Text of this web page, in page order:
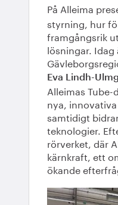
På Alleima
styrning, hur
framgångsrik
lösningar.
Eva Lindh-
Alleimas
nya,
samtidigt
teknologier.
rörverket, där
kärnkraft, ett
ökande